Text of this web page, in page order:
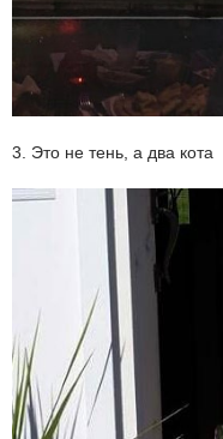
3. Это не тень, а два кота